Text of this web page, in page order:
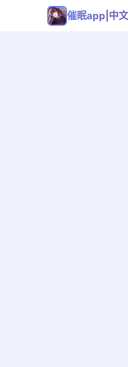
催眠app|中